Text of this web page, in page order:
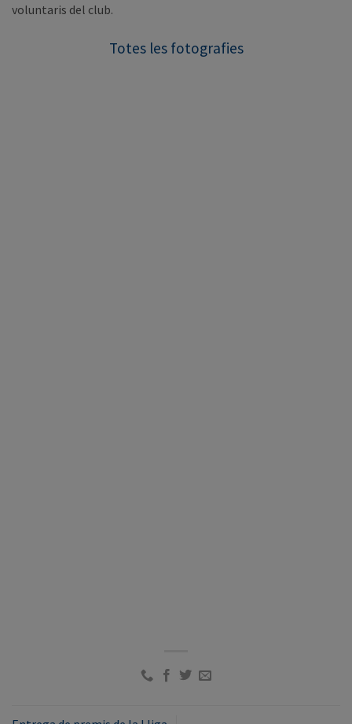
voluntaris del club.
Totes les fotografies